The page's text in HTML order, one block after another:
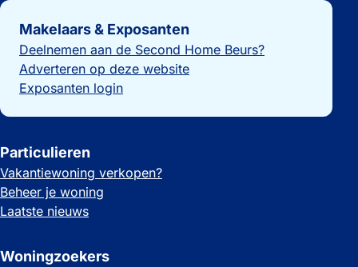
Belangrijke links
Makelaars & Exposanten
Deelnemen aan de Second Home Beurs?
Adverteren op deze website
Exposanten login
Particulieren
Vakantiewoning verkopen?
Beheer je woning
Laatste nieuws
Woningzoekers